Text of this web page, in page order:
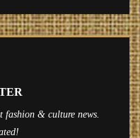
fashion & culture news.